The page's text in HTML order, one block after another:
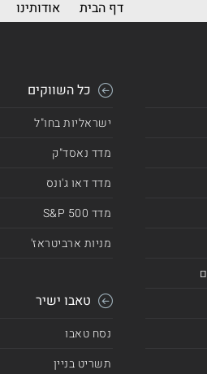
דף הבית אודותינו
כל השווקים
ישראליות בחו"ל
מדד נאסד"ק
מדד דאו ג'ונס
מדד 500 S&P
מניות ארביטראז'
טאבו ישיר
נסח טאבו
תשריט בניין